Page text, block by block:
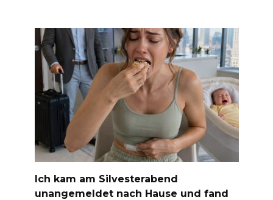
Ich kam am Silvesterabend
unangemeldet nach Hause und fand